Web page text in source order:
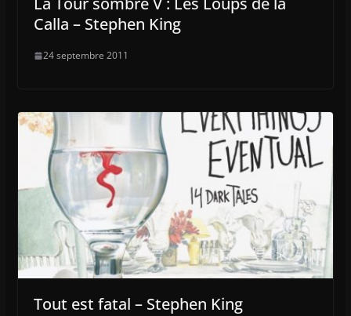
Calla – Stephen King
24 septembre 2011
Tout est fatal – Stephen King